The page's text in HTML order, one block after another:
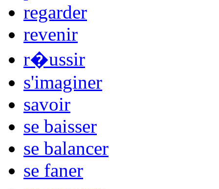
regarder
revenir
r�ussir
s'imaginer
savoir
se baisser
se balancer
se faner